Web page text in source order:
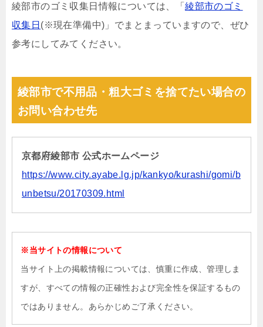
綾部市のゴミ収集日情報については、「綾部市のゴミ
収集日 (※現在準備中)」でまとまっていますので、ぜひ
参考にしてみてください。
綾部市で不用品・粗大ゴミを捨てたい場合の
お問い合わせ先
京都府綾部市 公式ホームページ
https://www.city.ayabe.lg.jp/kankyo/kurashi/gomi/b
unbetsu/20170309.html
※当サイトの情報について
当サイト上の掲載情報については、慎重に作成、管理しま
すが、すべての情報の正確性および完全性を保証するもの
ではありません。あらかじめご了承ください。